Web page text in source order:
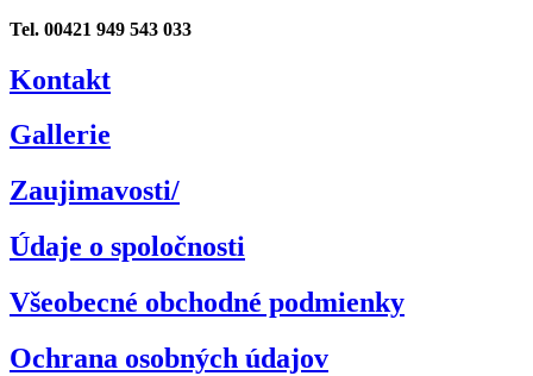
Tel. 00421 949 543 033
Kontakt
Gallerie
Zaujimavosti/
Údaje o spoločnosti
Všeobecné obchodné podmienky
Ochrana osobných údajov